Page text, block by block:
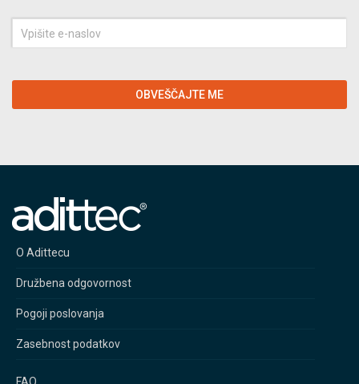
OBVEŠČAJTE ME
O Adittecu
Družbena odgovornost
Pogoji poslovanja
Zasebnost podatkov